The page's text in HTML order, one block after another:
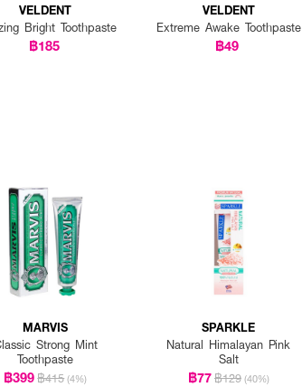
VELDENT
Bright Toothpaste
฿185
VELDENT
Extreme Awake Toothpaste
฿49
MARVIS
Strong Mint
Toothpaste
฿399฿415 (4%)
SPARKLE
Natural Himalayan Pink
Salt
฿77฿129 (40%)